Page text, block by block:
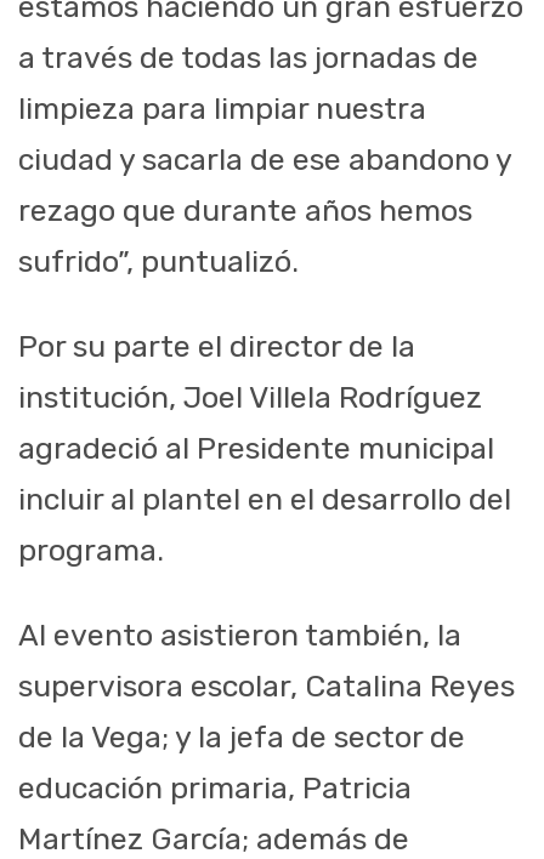
estamos haciendo un gran esfuerzo
a través de todas las jornadas de
limpieza para limpiar nuestra
ciudad y sacarla de ese abandono y
rezago que durante años hemos
sufrido”, puntualizó.
Por su parte el director de la
institución, Joel Villela Rodríguez
agradeció al Presidente municipal
incluir al plantel en el desarrollo del
programa.
Al evento asistieron también, la
supervisora escolar, Catalina Reyes
de la Vega; y la jefa de sector de
educación primaria, Patricia
Martínez García; además de